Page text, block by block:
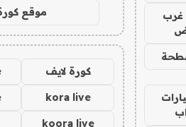
موقع
كورة لايف
kora live
koora live